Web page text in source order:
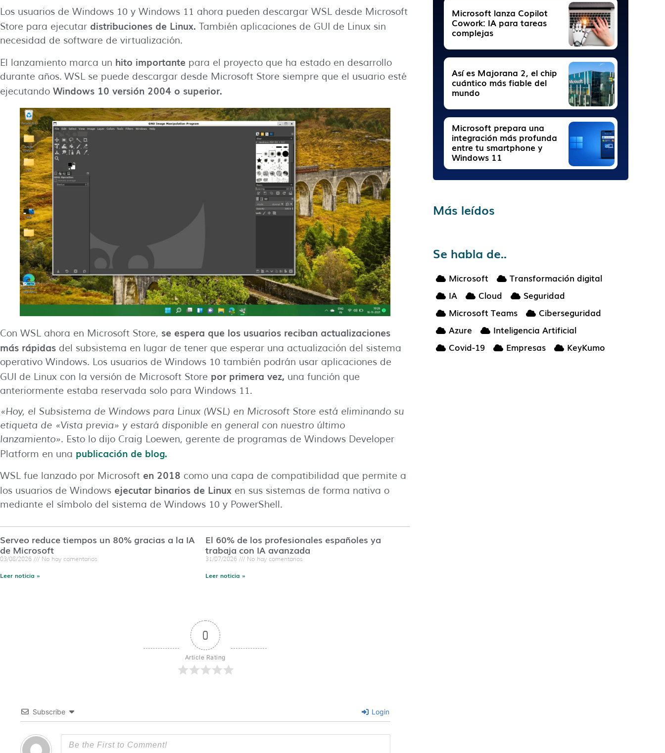
Los usuarios de Windows 10 y Windows 11 ahora pueden descargar WSL desde Microsoft
Store para ejecutar distribuciones de Linux. También aplicaciones de GUI de Linux sin
necesidad de software de virtualización.
El lanzamiento marca un hito importante para el proyecto que ha estado en desarrollo
durante años. WSL se puede descargar desde Microsoft Store siempre que el usuario esté
ejecutando Windows 10 versión 2004 o superior.
Con WSL ahora en Microsoft Store, se espera que los usuarios reciban actualizaciones
más rápidas del subsistema en lugar de tener que esperar una actualización del sistema
operativo Windows. Los usuarios de Windows 10 también podrán usar aplicaciones de
GUI de Linux con la versión de Microsoft Store por primera vez, una función que
anteriormente estaba reservada solo para Windows 11.
«Hoy, el Subsistema de Windows para Linux (WSL) en Microsoft Store está eliminando su
etiqueta de «Vista previa» y estará disponible en general con nuestro último
lanzamiento». Esto lo dijo Craig Loewen, gerente de programas de Windows Developer
Platform en una publicación de blog.
WSL fue lanzado por Microsoft en 2018 como una capa de compatibilidad que permite a
los usuarios de Windows ejecutar binarios de Linux en sus sistemas de forma nativa o
mediante el símbolo del sistema de Windows 10 y PowerShell.
Serveo reduce tiempos un 80% gracias a la IA
de Microsoft
03/08/2026 No hay comentarios
Leer noticia »
El 60% de los profesionales españoles ya
trabaja con IA avanzada
31/07/2026 No hay comentarios
Leer noticia »
0
Article Rating
Subscribe Login
Microsoft lanza Copilot
Cowork: IA para tareas
complejas
Así es Majorana 2, el chip
cuántico más fiable del
mundo
Microsoft prepara una
integración más profunda
entre tu smartphone y
Windows 11
Más leídos
Se habla de..
Microsoft
Transformación digital
IA
Cloud
Seguridad
Microsoft Teams
Ciberseguridad
Azure
Inteligencia Artificial
Covid-19
Empresas KeyKumo